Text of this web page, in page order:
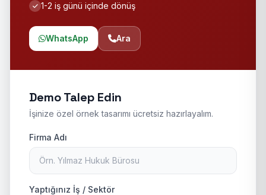
1-2 iş günü içinde dönüş
WhatsApp Ara
Demo Talep Edin
İşinize özel örnek tasarımı ücretsiz hazırlayalım.
Firma Adı
Yaptığınız İş / Sektör